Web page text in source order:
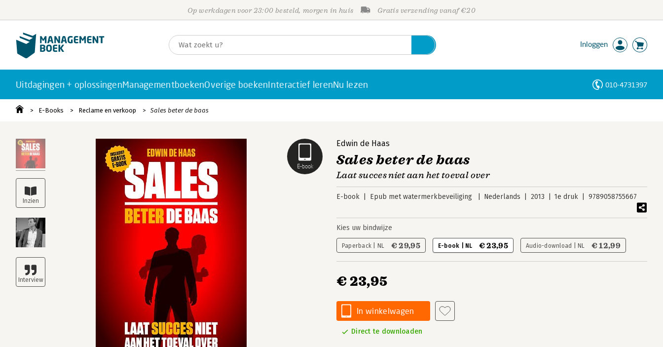
Op werkdagen voor 23:00 besteld, morgen in huis Gratis verzending vanaf €20
Inloggen
Uitdagingen + oplossingenManagementboekenOverige boekenInteractief lerenNu lezen 010-4731397
E-Books Reclame en verkoop Sales beter de baas
E-book
Edwin de Haas
Sales beter de baas
Laat succes niet aan het toeval over
E-book Epub met watermerkbeveiliging Nederlands 2013 1e druk 9789058755667
Kies uw bindwijze
Paperback | NL € 29,95 E-book | NL € 23,95 Audio-download | NL € 12,99
€ 23,95
In winkelwagen
Direct te downloaden
Personen